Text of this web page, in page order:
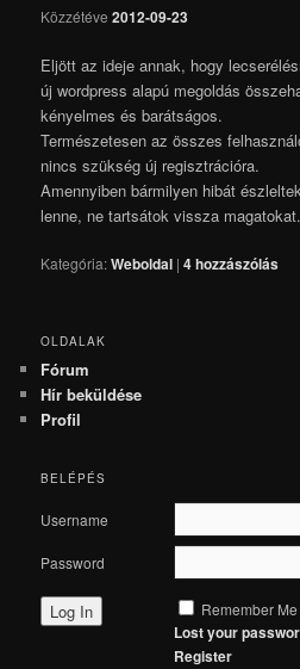
Közzétéve2012-09-23
Eljött az ideje annak, hogy
új wordpress alapú megoldás
kényelmes és barátságos.
Természetesen az összes
nincs szükség új regisztrációra.
Amennyiben bármilyen hibát
lenne, ne tartsátok vissza magatokat.
Kategória:Weboldal |4hozzászólás
OLDALAK
Fórum
Hír beküldése
Profil
BELÉPÉS
Username
Password
Remember Me
Lost your
Register